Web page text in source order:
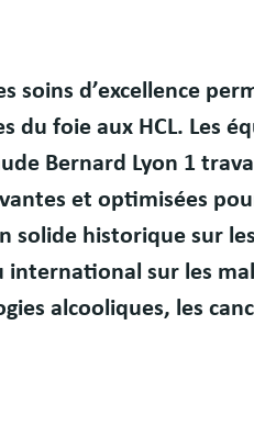
soins d’excellence
foie aux HCL. Les
Bernard Lyon 1
et optimisées
solide historique sur
international sur les
alcooliques, les